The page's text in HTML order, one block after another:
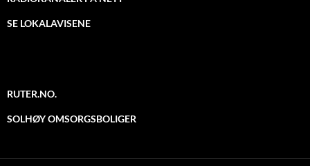
SE LOKALAVISENE
RUTER.NO.
SOLHØY OMSORGSBOLIGER